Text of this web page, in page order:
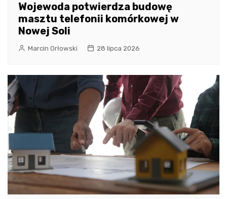
Wojewoda potwierdza budowę
masztu telefonii komórkowej w
Nowej Soli
Marcin Orłowski 28 lipca 2026